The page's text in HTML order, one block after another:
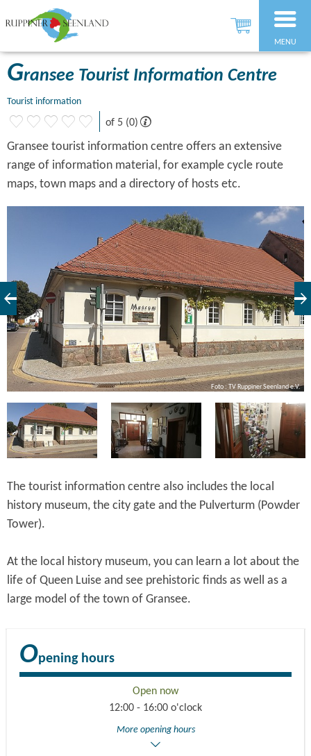
MENU
Gransee Tourist Information Centre
Tourist information
of 5 (0)
Gransee tourist information centre offers an extensive
range of information material, for example cycle route
maps, town maps and a directory of hosts etc.
Foto : TV Ruppiner Seenland e.V.
The tourist information centre also includes the local
history museum, the city gate and the Pulverturm (Powder
Tower).
At the local history museum, you can learn a lot about the
life of Queen Luise and see prehistoric finds as well as a
large model of the town of Gransee.
Opening hours
Open now
12:00 - 16:00 o'clock
More opening hours